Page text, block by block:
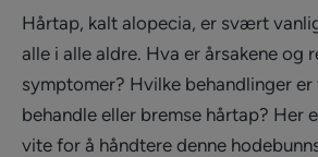
Hårtap, kalt alopecia, er svært
alle i alle aldre. Hva er årsakene og
symptomer? Hvilke behandlinger
behandle eller bremse hårtap? Her
vite for å håndtere denne